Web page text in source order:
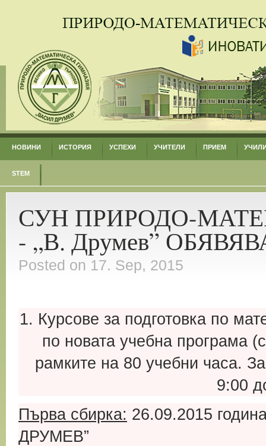
НОВИНИ ИСТОРИЯ УСПЕХИ УЧИТЕЛИ ПРИЕМ
STEM
СУН ПРИРОДО-
- „В. Друмев”
Posted on 17. Sep, 2015
1. Курсове за подготовка по
по новата учебна програма
рамките на 80 учебни часа.
9:00
Първа сбирка: 26.09.2015
ДРУМЕВ”